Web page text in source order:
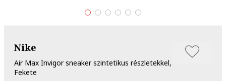
Nike
Air Max Invigor sneaker szintetikus részletekkel,
Fekete